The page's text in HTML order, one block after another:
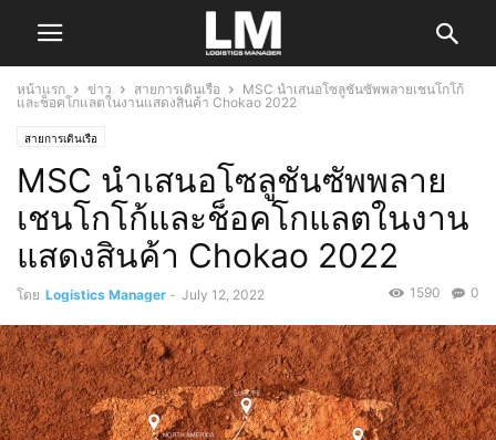
หน้าแรก ข่าว สายการเดินเรือ
MSC นำเสนอโซลูชันซัพพลายเชนโกโก้
และช็อคโกแลตในงานแสดงสินค้า Chokao 2022
สายการเดินเรือ
MSC นำเสนอโซลูชันซัพพลาย
เชนโกโก้และช็อคโกแลตในงาน
แสดงสินค้า Chokao 2022
โดย Logistics Manager - July 12, 2022 0
1590